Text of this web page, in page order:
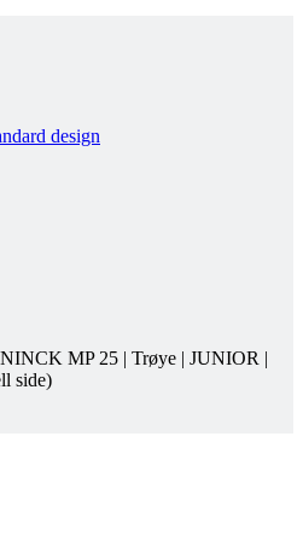
design
MP 25 | Trøye | JUNIOR |
side)